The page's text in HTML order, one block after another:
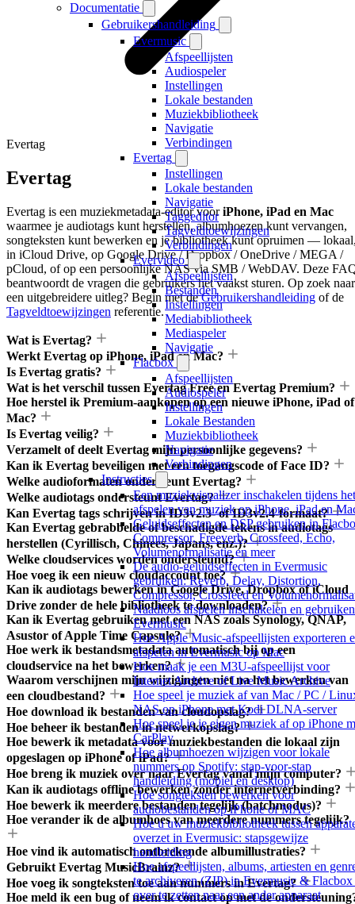
Documentatie
Gebruikershandleiding
Evermusic
Afspeellijsten
Audiospeler
Instellingen
Lokale bestanden
Muziekbibliotheek
Navigatie
Verbindingen
Evertag
Instellingen
Lokale bestanden
Navigatie
Taggeditor
Tagveldtoewijzingen
Verbindingen
Evervideo
Afspeellijsten
Bestanden
Instellingen
Mediabibliotheek
Mediaspeler
Navigatie
Flacbox
Afspeellijsten
Audiospeler
Instellingen
Lokale Bestanden
Muziekbibliotheek
Navigatie
Verbindingen
Instructies
Een muziekvisualizer inschakelen tijdens het
afspelen van muziek op iPhone, iPad en
Geluidseffecten en DSP gebruiken in
Compressor, Freeverb, Crossfeed, Echo,
Volumenormalisatie en meer
De audio-geluidseffecten in Evermusic
gebruiken: Reverb, Delay, Distortion,
Compressor, Crossfeed en
Naadloos afspelen inschakelen en
Evermusic
Hoe Apple Music-afspeellijsten exporteren
afspelen in Evermusic op Mac
Hoe maak je een M3U-afspeellijst voor
Internet Archive of Live Music Archive
Hoe speel je muziek af van Mac / PC /
NAS op iPhone met Kodi DLNA-server
Hoe speel je je eigen muziek af op iPhone
CarPlay
Hoe albumhoezen wijzigen voor lokale
nummers op Spotify: stap-voor-stap
handleiding (mobiel en desktop)
Hoe songteksten bewerken voor
audiobestanden op iPhone of MAC
Hoe u uw muziekbibliotheek tussen
overzet in Evermusic: stapsgewijze
handleiding
Hoe afspeellijsten, albums, artiesten en
te archiveren (ZIP) in Evermusic & Flacbox
over te zetten naar een ander apparaat
Evertag
Evertag
Evertag is een muziekmetadata-editor vooriPhone, iPad en Mac
waarmee je audiotags kunt herstellen, albumhoezen kunt vervangen,
songteksten kunt bewerken en je bibliotheek kunt opruimen —
in iCloud Drive, op Google Drive / Dropbox / OneDrive / MEGA /
pCloud, of op een persoonlijke NAS via SMB / WebDAV. Deze
beantwoordt de vragen die gebruikers het vaakst sturen. Op zoek naar
een uitgebreidere uitleg? Begin met deGebruikershandleiding of de
Tagveldtoewijzingen referentie.
Wat is Evertag?
Werkt Evertag op iPhone, iPad en Mac?
Is Evertag gratis?
Wat is het verschil tussen Evertag Free en Evertag Premium?
Hoe herstel ik Premium-aankopen op een nieuwe iPhone, iPad of
Mac?
Is Evertag veilig?
Verzamelt of deelt Evertag mijn persoonlijke gegevens?
Kan ik Evertag beveiligen met een toegangscode of Face ID?
Welke audioformaten ondersteunt Evertag?
Welke audiotags ondersteunt Evertag?
Kan Evertag tags schrijven in ID3v2.3- of ID3v2.4-formaat?
Kan Evertag gebrabbelde of beschadigde tekens in audiotags
herstellen (Cyrillisch, Chinees, Japans, enz.)?
Welke cloudservices worden ondersteund?
Hoe voeg ik een nieuw cloudaccount toe?
Kan ik audiotags bewerken in Google Drive, Dropbox of iCloud
Drive zonder de hele bibliotheek te downloaden?
Kan ik Evertag gebruiken met een NAS zoals Synology, QNAP,
Asustor of Apple Time Capsule?
Hoe werk ik bestandsmetadata automatisch bij op een
cloudservice na het bewerken?
Waarom verschijnen mijn wijzigingen niet na het bewerken van
een cloudbestand?
Hoe download ik bestanden van cloudopslag?
Hoe beheer ik bestanden in netwerkopslag?
Hoe bewerk ik metadata voor muziekbestanden die lokaal zijn
opgeslagen op iPhone of iPad?
Hoe breng ik muziek over naar Evertag vanaf mijn computer?
Kan ik audiotags offline bewerken zonder internetverbinding?
Hoe bewerk ik meerdere bestanden tegelijk (batchmodus)?
Hoe verander ik de albumhoes van meerdere nummers tegelijk?
Hoe vind ik automatisch ontbrekende albumillustraties?
Gebruikt Evertag MusicBrainz?
Hoe voeg ik songteksten toe aan nummers in Evertag?
Hoe meld ik een bug of neem ik contact op met de